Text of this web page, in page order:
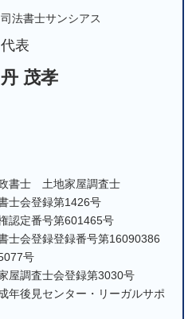
司法書士サンシアス
代表
丹 茂孝
書士 土地家屋調査士
士会登録第1426号
認定番号第601465号
士会登録登録番号第16090386
号
屋調査士会登録第3030号
年後見センター・リーガルサポ